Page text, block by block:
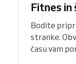
Fitnes
Bodite
stranke.
času vam